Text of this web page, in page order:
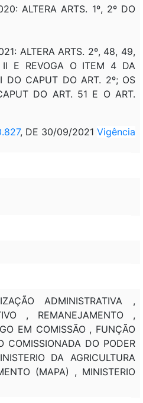
ALTERA ARTS. 1º, 2º DO
ALTERA ARTS. 2º, 48, 49,
II E REVOGA O ITEM 4 DA
DO CAPUT DO ART. 2º; OS
DO ART. 51 E O ART.
, DE 30/09/2021 Vigência
ADMINISTRATIVA ,
, REMANEJAMENTO ,
EM COMISSÃO , FUNÇÃO
COMISSIONADA DO PODER
DA AGRICULTURA
(MAPA) , MINISTERIO